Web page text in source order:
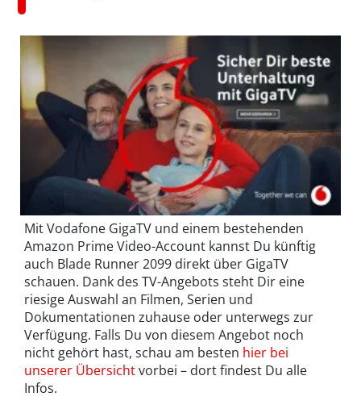
Mit Vodafone GigaTV und einem bestehenden
Amazon Prime Video-Account kannst Du künftig
auch Blade Runner 2099 direkt über GigaTV
schauen. Dank des TV-Angebots steht Dir eine
riesige Auswahl an Filmen, Serien und
Dokumentationen zuhause oder unterwegs zur
Verfügung. Falls Du von diesem Angebot noch
nicht gehört hast, schau am besten hier bei
unserer Übersichtvorbei – dort findest Du alle
Infos.